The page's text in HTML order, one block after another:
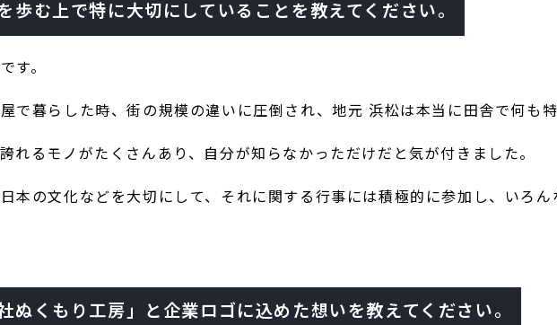
歩む上で特に大切にしていることを教えてください。
。
で暮らした時、街の規模の違いに圧倒され、地元 浜松は本当に田舎で何も
れるモノがたくさんあり、自分が知らなかっただけだと気が付きました。
本の文化などを大切にして、それに関する行事には積極的に参加し、いろん
ぬくもり工房」と企業ロゴに込めた想いを教えてください。